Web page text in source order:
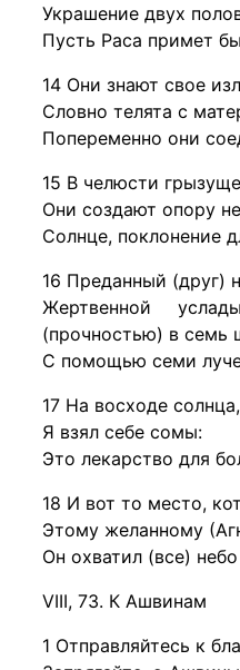
Украшение двух
Пусть Раса примет
14 Они знают свое
Словно телята с
Попеременно они
15 В челюсти
Они создают опору
Солнце, поклонение
16 Преданный (друг)
Жертвенной
(прочностью) в семь
С помощью семи
17 На восходе
Я взял себе сомы:
Это лекарство для
18 И вот то место,
Этому желанному
Он охватил (все)
VIII, 73. К Ашвинам
1 Отправляйтесь к